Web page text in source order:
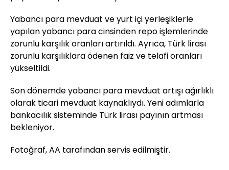
Yabancı para mevduat ve yurt içi yerleşiklerle
yapılan yabancı para cinsinden repo işlemlerinde
zorunlu karşılık oranları artırıldı. Ayrıca, Türk lirası
zorunlu karşılıklara ödenen faiz ve telafi oranları
yükseltildi.
Son dönemde yabancı para mevduat artışı ağırlıklı
olarak ticari mevduat kaynaklıydı. Yeni adımlarla
bankacılık sisteminde Türk lirası payının artması
bekleniyor.
Fotoğraf, AA tarafından servis edilmiştir.